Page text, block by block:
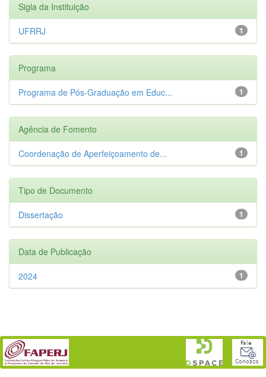
Sigla da Instituição
1
UFRRJ
Programa
1
Programa de Pós-Graduação em Educ...
Agência de Fomento
1
Coordenação de Aperfeiçoamento de...
Tipo de Documento
1
Dissertação
Data de Publicação
1
2024